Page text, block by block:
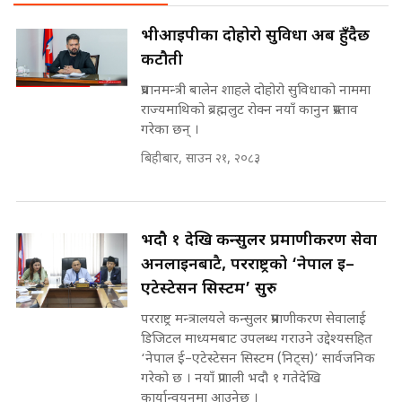
छैन खाली बेड || SIDHAKURA ||
राष्ट्रिय सवालमा ९ दल एकजुट ||
Prachanda, Rabi, Gagan Stand
on the Same Page ||
SIDHAKURA ||
सहकारी पीडितसँग मन्त्री प्रतिभा रावलले
भनिन्–साथ दिनुहोस्, दबाब होइन ||
रसुवाकाे भाङ्गे झरना | Bhange
Waterfall of Rasuwa ||
SIDHAKURA ||
कहिले बन्ला चक्रपथ ? विस्तार कार्यमा
किन भइरहेछ ढिलाइ ?The Ring Road
SIDHAKURA
पोप्पोको पासोः कमाउने लोभमा घरबार नै
उठिबास | The Dark Side of
'Poppo Live'-SIDHAKURA
INVESTIGATION
घुसको डिल || Raj Kumar Gupta ||
घुसको डिल गर्ने मन्त्रीकाे राजिनामा,
भूमिसुधार मन्त्रीलाई जोगाइदै ! ||
SIDHAKURA ||
भीआईपीका दोहोरो सुविधा अब हुँदैछ
कटौती
प्रधानमन्त्री बालेन शाहले दोहोरो सुविधाको नाममा
राज्यमाथिको ब्रह्मलुट रोक्न नयाँ कानुन प्रस्ताव
गरेका छन् ।
बिहीबार, साउन २१, २०८३
भदौ १ देखि कन्सुलर प्रमाणीकरण सेवा
अनलाइनबाटै, परराष्ट्रको ‘नेपाल ई–
एटेस्टेसन सिस्टम’ सुरु
परराष्ट्र मन्त्रालयले कन्सुलर प्रमाणीकरण सेवालाई
डिजिटल माध्यमबाट उपलब्ध गराउने उद्देश्यसहित
‘नेपाल ई–एटेस्टेसन सिस्टम (निट्स)’ सार्वजनिक
गरेको छ । नयाँ प्रणाली भदौ १ गतेदेखि